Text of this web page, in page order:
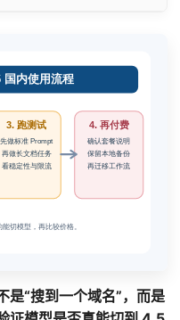
“搜到一个域名”，而是